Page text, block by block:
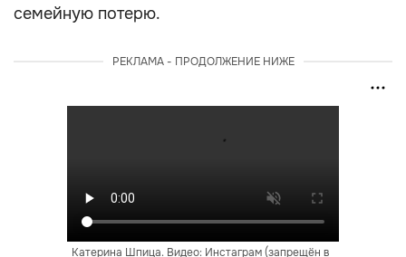
семейную потерю.
РЕКЛАМА - ПРОДОЛЖЕНИЕ НИЖЕ
Катерина Шпица. Видео: Инстаграм (запрещён в